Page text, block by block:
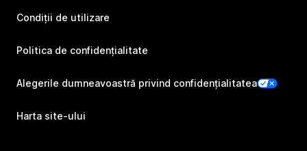
Condiții de utilizare
Politica de confidențialitate
Alegerile dumneavoastră privind confidențialitatea
Harta site-ului